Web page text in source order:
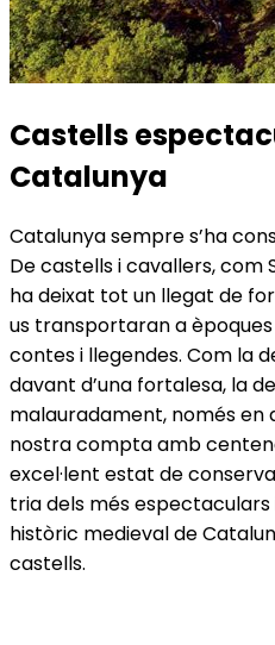
Castells
Catalunya
Catalunya sempre s’ha
De castells i cavallers, com
ha deixat tot un llegat de
us transportaran a
contes i llegendes. Com la
davant d’una fortalesa, la
malauradament, només en
nostra compta amb
excel·lent estat de
tria dels més
històric medieval de
castells.